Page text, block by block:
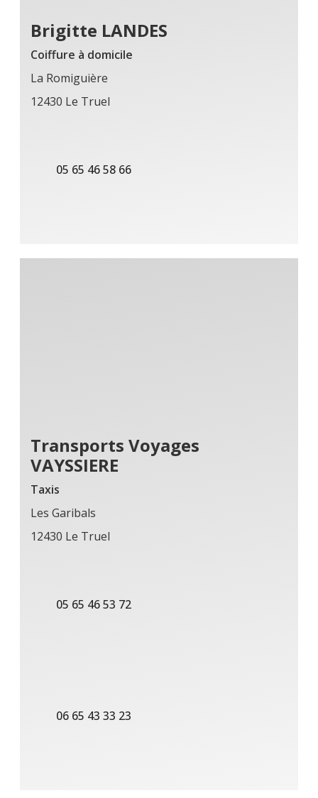
Brigitte LANDES
Coiffure à domicile
La Romiguière
12430 Le Truel
05 65 46 58 66
Transports Voyages
VAYSSIERE
Taxis
Les Garibals
12430 Le Truel
05 65 46 53 72
06 65 43 33 23